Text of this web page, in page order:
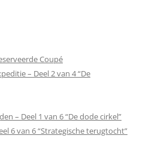
Coupé
– Deel 2 van 4 “De
– Deel 1 van 6 “De dode cirkel”
6 van 6 “Strategische terugtocht”